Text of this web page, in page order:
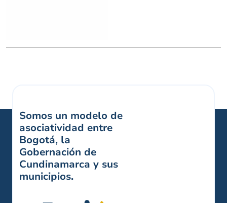
Somos un modelo de
asociatividad entre
Bogotá, la
Gobernación de
Cundinamarca y sus
municipios.